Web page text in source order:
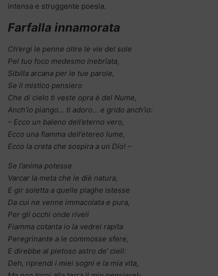
intensa e struggente poesia.
Farfalla innamorata
Ch’ergi le penne oltre le vie del sole
Pel tuo foco medesmo inebrîata,
Sibilla arcana per le tue parole,
Se il mistico pensiero
Che di cielo ti veste opra è del Nume,
Anch’io piango… ti adoro… e grido anch’io:
– Ecco un baleno dell’eterno vero,
Ecco una fiamma dell’etereo lume,
Ecco la creta che sospira a un Dio! –
Se l’anima potesse
Varcar la meta che le diè natura,
E gir soletta a quelle plaghe istesse
Da cui ne venne immacolata e pura,
Per gli occhi onde riveli
Fiamma cotanta io la vedrei rapita
Peregrinante a le commosse sfere,
E direbbe al pietoso astro de’ cieli:
Deh, riprendi i miei sogni e la mia vita,